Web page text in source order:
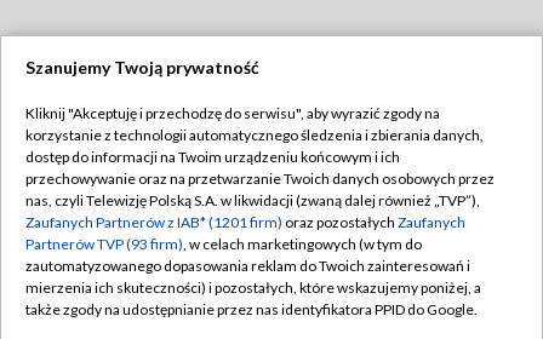
TVP
Abonament TVP
Emisja w TVP
Centrum informacji TVP
Naziemna Telewizja Cyfrowa
Regulamin TVP
Polityka prywatności
Moje zgody
Pomoc
Szanujemy Twoją prywatność
Kliknij "Akceptuję i przechodzę do serwisu", aby wyrazić zgody na
korzystanie z technologii automatycznego śledzenia i zbierania danych,
dostęp do informacji na Twoim urządzeniu końcowym i ich
przechowywanie oraz na przetwarzanie Twoich danych osobowych przez
nas, czyli Telewizję Polską S.A. w likwidacji (zwaną dalej również „TVP”),
Zaufanych Partnerów z IAB* (1201 firm) oraz pozostałych Zaufanych
Partnerów TVP (93 firm), w celach marketingowych (w tym do
zautomatyzowanego dopasowania reklam do Twoich zainteresowań i
mierzenia ich skuteczności) i pozostałych, które wskazujemy poniżej, a
także zgody na udostępnianie przez nas identyfikatora PPID do Google.